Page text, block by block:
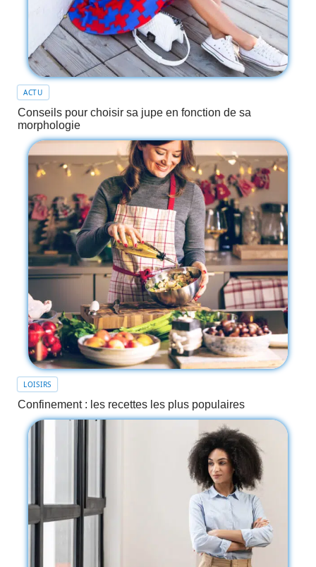
ACTU
Conseils pour choisir sa jupe en fonction de sa
morphologie
LOISIRS
Confinement : les recettes les plus populaires